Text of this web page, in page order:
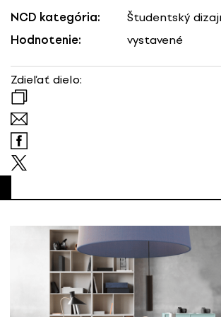
NCD kategória:
Študentský
Hodnotenie:
vystavené
Zdieľať dielo: